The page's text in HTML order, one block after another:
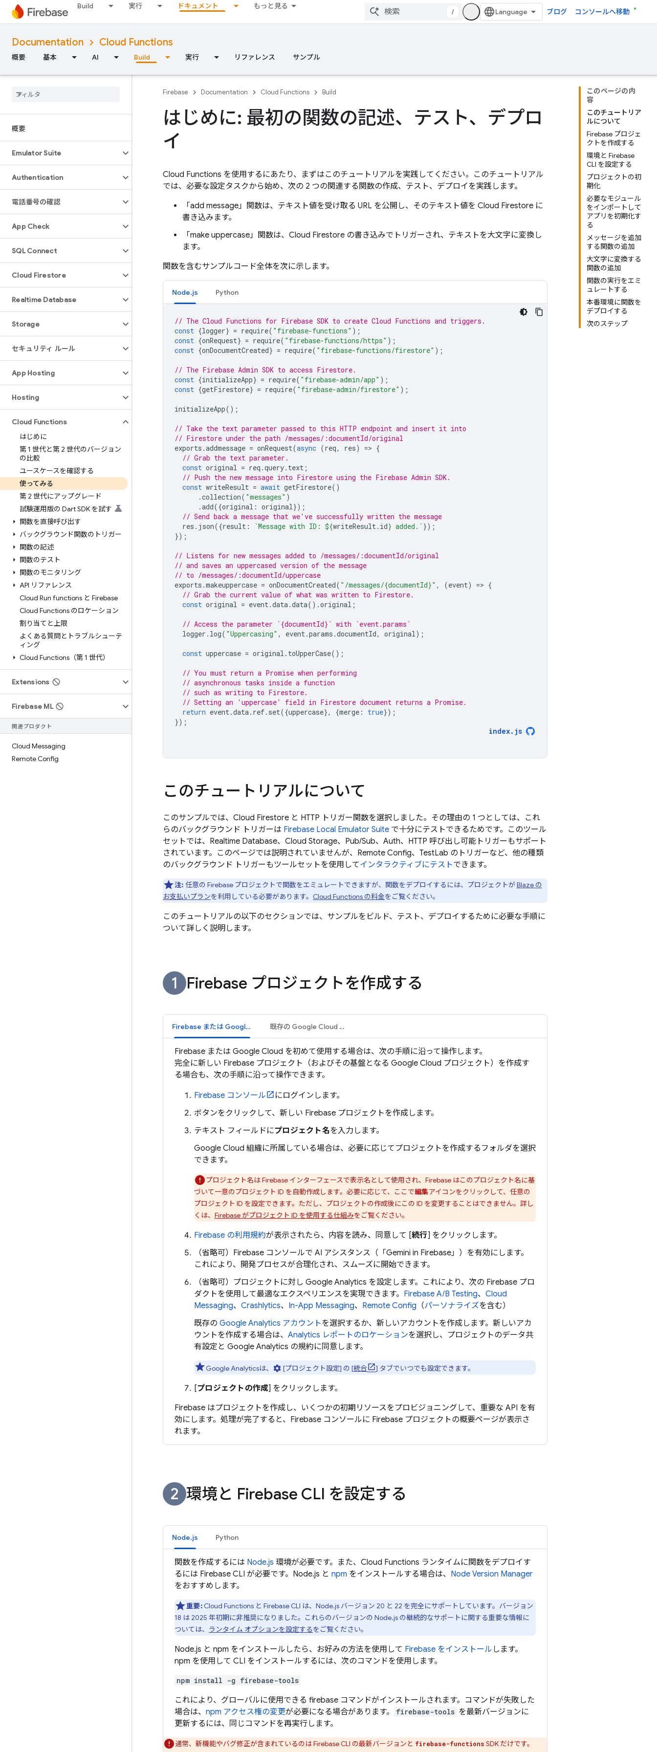
Build 実行 ドキュメント もっと見る
/ ブログ コンソールへ移動
Documentation Cloud Functions
概要 基本 AI Build 実行 リファレンス サンプル
概要
Emulator Suite
Authentication
電話番号の確認
App Check
SQL Connect
Cloud Firestore
Realtime Database
Storage
セキュリティ ルール
App Hosting
Hosting
Cloud Functions
はじめに
第 1 世代と第 2 世代のバージョン
の比較
ユースケースを確認する
使ってみる
第 2 世代にアップグレード
試験運用版の Dart SDK を試す
関数を直接呼び出す
バックグラウンド関数のトリガー
関数の記述
関数のテスト
関数のモニタリング
API リファレンス
Cloud Run functions と Firebase
Cloud Functions のロケーション
割り当てと上限
よくある質問とトラブルシューテ
ィング
Cloud Functions（第 1 世代）
Extensions
Firebase ML
関連プロダクト
Cloud Messaging
Remote Config
このページの内
容
このチュートリア
ルについて
Firebase プロジェ
クトを作成する
環境と Firebase
CLI を設定する
プロジェクトの初
期化
必要なモジュール
をインポートして
アプリを初期化す
る
メッセージを追加
する関数の追加
大文字に変換する
関数の追加
関数の実行をエミ
ュレートする
本番環境に関数を
デプロイする
次のステップ
Firebase Documentation Cloud Functions Build
はじめに: 最初の関数の記述、テスト、デプロ
イ
Cloud Functions を使用するにあたり、まずはこのチュートリアルを実践してください。このチュートリアル
では、必要な設定タスクから始め、次の 2 つの関連する関数の作成、テスト、デプロイを実践します。
「add message」関数は、テキスト値を受け取る URL を公開し、そのテキスト値を Cloud Firestore に
書き込みます。
「make uppercase」関数は、 Cloud Firestore の書き込みでトリガーされ、テキストを大文字に変換し
ます。
関数を含むサンプルコード全体を次に示します。
Node.js Python
// The Cloud Functions for Firebase SDK to create Cloud Functions and triggers.
const {logger} = require( "firebase-functions" );
const {onRequest} = require( "firebase-functions/https" );
const {onDocumentCreated} = require( "firebase-functions/firestore" );
// The Firebase Admin SDK to access Firestore.
const {initializeApp} = require( "firebase-admin/app" );
const {getFirestore} = require( "firebase-admin/firestore" );
initializeApp();
// Take the text parameter passed to this HTTP endpoint and insert it into
// Firestore under the path /messages/:documentId/original
exports .addmessage = onRequest(async (req, res) => {
// Grab the text parameter.
const original = req .query. text ;
// Push the new message into Firestore using the Firebase Admin SDK.
const writeResult = await getFirestore()
.collection( "messages" )
.add({original : original});
// Send back a message that we've successfully written the message
res . json({result : `Message with ID: ${writeResult. id} added.` });
});
// Listens for new messages added to /messages/:documentId/original
// and saves an uppercased version of the message
// to /messages/:documentId/uppercase
exports .makeuppercase = onDocumentCreated( "/messages/{documentId}" , (event) => {
// Grab the current value of what was written to Firestore.
const original = event.data.data().original ;
// Access the parameter `{documentId}` with `event.params`
logger . log( "Uppercasing" , event.params .documentId, original);
const uppercase = original . toUpperCase();
// You must return a Promise when performing
// asynchronous tasks inside a function
// such as writing to Firestore.
// Setting an 'uppercase' field in Firestore document returns a Promise.
return event.data. ref. set({uppercase}, {merge : true});
});
index. js
このチュートリアルについて
このサンプルでは、 Cloud Firestore と HTTP トリガー関数を選択しました。その理由の 1 つとしては、これ
らのバックグラウンド トリガーは Firebase Local Emulator Suite で十分にテストできるためです。このツール
セットでは、 Realtime Database、 Cloud Storage、Pub/Sub、Auth、HTTP 呼び出し可能トリガーもサポート
されています。このページでは説明されていませんが、 Remote Config、TestLab のトリガーなど、他の種類
のバックグラウンド トリガーもツールセットを使用してインタラクティブにテストできます。
注: 任意の Firebase プロジェクトで関数をエミュレートできますが、関数をデプロイするには、プロジェクトがBlaze の
お支払いプランを利用している必要があります。 Cloud Functions の料金をご覧ください。
このチュートリアルの以下のセクションでは、サンプルをビルド、テスト、デプロイするために必要な手順に
ついて詳しく説明します。
Firebase プロジェクトを作成する
Firebase または Google Cloud を初めて使用する 既存の Google Cloud プロジェクト
Firebase または Google Cloud を初めて使用する場合は、次の手順に沿って操作します。
完全に新しい Firebase プロジェクト（およびその基盤となる Google Cloud プロジェクト）を作成す
る場合も、次の手順に沿って操作できます。
Firebase コンソール
にログインします。
ボタンをクリックして、新しい Firebase プロジェクトを作成します。
テキスト フィールドにプロジェクト名を入力します。
Google Cloud 組織に所属している場合は、必要に応じてプロジェクトを作成するフォルダを選択
できます。
プロジェクト名は Firebase インターフェースで表示名として使用され、Firebase はこのプロジェクト名に基
づいて一意のプロジェクト ID を自動作成します。必要に応じて、ここで編集アイコンをクリックして、任意の
プロジェクト ID を設定できます。ただし、プロジェクトの作成後にこの ID を変更することはできません。詳し
くは、 Firebase がプロジェクト ID を使用する仕組みをご覧ください。
Firebase の利用規約が表示されたら、内容を読み、同意して [続行] をクリックします。
（省略可） Firebase コンソールで AI アシスタンス（「Gemini in Firebase」）を有効にします。
これにより、開発プロセスが合理化され、スムーズに開始できます。
（省略可）プロジェクトに対し Google Analytics を設定します。これにより、次の Firebase プロ
ダクトを使用して最適なエクスペリエンスを実現できます。 Firebase A/B Testing、 Cloud
Messaging、 Crashlytics、 In-App Messaging、 Remote Config （パーソナライズを含む）
既存の Google Analytics アカウントを選択するか、新しいアカウントを作成します。新しいアカ
ウントを作成する場合は、 Analytics レポートのロケーションを選択し、プロジェクトのデータ共
有設定と Google Analytics の規約に同意します。
Google Analyticsは、 settings [プロジェクト設定] の [統合 ] タブでいつでも設定できます。
[プロジェクトの作成] をクリックします。
Firebase はプロジェクトを作成し、いくつかの初期リソースをプロビジョニングして、重要な API を有
効にします。処理が完了すると、 Firebase コンソールに Firebase プロジェクトの概要ページが表示さ
れます。
環境と Firebase CLI を設定する
Node.js Python
関数を作成するには Node.js 環境が必要です。また、 Cloud Functions ランタイムに関数をデプロイす
るには Firebase CLI が必要です。Node.js と npm をインストールする場合は、 Node Version Manager
をおすすめします。
重要: Cloud Functionsと FirebaseCLI は、Node.js バージョン 20 と 22 を完全にサポートしています。バージョン
18 は 2025 年初期に非推奨になりました。これらのバージョンの Node.js の継続的なサポートに関する重要な情報に
ついては、 ランタイム オプションを設定するをご覧ください。
Node.js と npm をインストールしたら、お好みの方法を使用して Firebase をインストール します。
npm を使用して CLI をインストールするには、次のコマンドを使用します。
npm install -g firebase-tools
これにより、グローバルに使用できる firebase コマンドがインストールされます。コマンドが失敗した
場合は、 npm アクセス権の変更が必要になる場合があります。 firebase-tools を最新バージョンに
更新するには、同じコマンドを再実行します。
通常、新機能やバグ修正が含まれているのは Firebase CLI の最新バージョンと firebase-functions SDK だけです。